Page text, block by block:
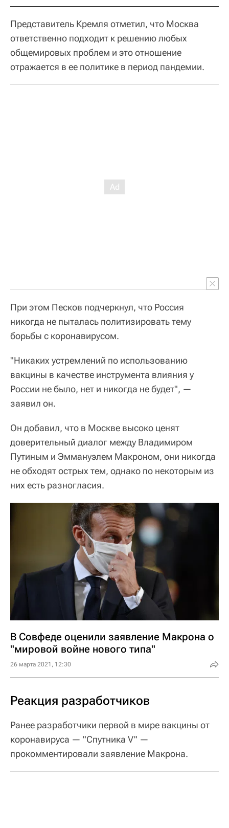
Представитель Кремля отметил, что Москва
ответственно подходит к решению любых
общемировых проблем и это отношение
отражается в ее политике в период пандемии.
При этом Песков подчеркнул, что Россия
никогда не пыталась политизировать тему
борьбы с коронавирусом.
"Никаких устремлений по использованию
вакцины в качестве инструмента влияния у
России не было, нет и никогда не будет", —
заявил он.
Он добавил, что в Москве высоко ценят
доверительный диалог между Владимиром
Путиным и Эммануэлем Макроном, они никогда
не обходят острых тем, однако по некоторым из
них есть разногласия.
В Совфеде оценили заявление Макрона о
"мировой войне нового типа"
26 марта 2021, 12:30
Реакция разработчиков
Ранее разработчики первой в мире вакцины от
коронавируса — "Спутника V" —
прокомментировали заявление Макрона.